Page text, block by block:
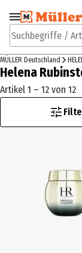
Zur Navigation
springen
Suchbegriffe /
MÜLLER Deutschland
Helena
Artikel 1 – 12 von 12